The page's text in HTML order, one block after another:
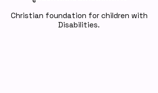
Christian foundation for children with
Disabilities.